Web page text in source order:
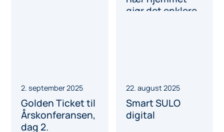
trygg, enkel og
ansvarlig
håndtering av
brukte batterier.
for et godt
formål